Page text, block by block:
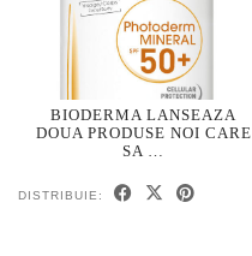
BIODERMA LANSEAZA
DOUA PRODUSE NOI CARE
SA …
DISTRIBUIE: